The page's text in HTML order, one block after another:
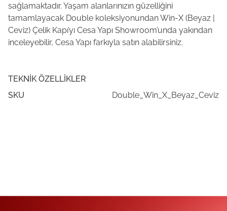
sağlamaktadır. Yaşam alanlarınızın güzelliğini
tamamlayacak Double koleksiyonundan Win-X (Beyaz |
Ceviz) Çelik Kapı’yı Cesa Yapı Showroom’unda yakından
inceleyebilir, Cesa Yapı farkıyla satın alabilirsiniz.
TEKNIK ÖZELLIKLER
SKU
Double_Win_X_Beyaz_Ceviz